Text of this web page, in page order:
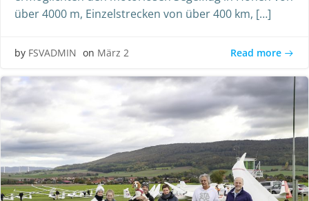
über 4000 m, Einzelstrecken von über 400 km, […]
by FSVADMIN on März 2 Read more